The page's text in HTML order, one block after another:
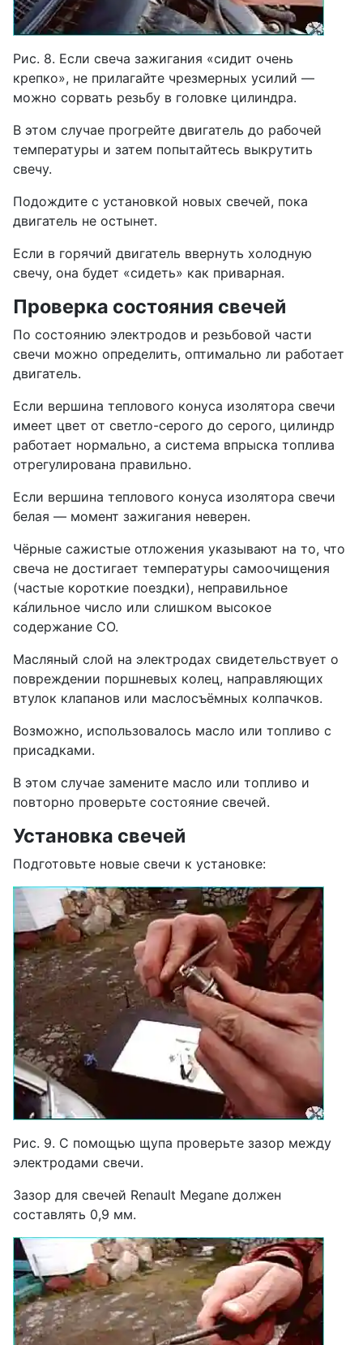
Рис. 8. Если свеча зажигания «сидит очень
крепко», не прилагайте чрезмерных усилий —
можно сорвать резьбу в головке цилиндра.
В этом случае прогрейте двигатель до рабочей
температуры и затем попытайтесь выкрутить
свечу.
Подождите с установкой новых свечей, пока
двигатель не остынет.
Если в горячий двигатель ввернуть холодную
свечу, она будет «сидеть» как приварная.
Проверка состояния свечей
По состоянию электродов и резьбовой части
свечи можно определить, оптимально ли работает
двигатель.
Если вершина теплового конуса изолятора свечи
имеет цвет от светло-серого до серого, цилиндр
работает нормально, а система впрыска топлива
отрегулирована правильно.
Если вершина теплового конуса изолятора свечи
белая — момент зажигания неверен.
Чёрные сажистые отложения указывают на то, что
свеча не достигает температуры самоочищения
(частые короткие поездки), неправильное
ка́лильное число или слишком высокое
содержание CO.
Масляный слой на электродах свидетельствует о
повреждении поршневых колец, направляющих
втулок клапанов или маслосъёмных колпачков.
Возможно, использовалось масло или топливо с
присадками.
В этом случае замените масло или топливо и
повторно проверьте состояние свечей.
Установка свечей
Подготовьте новые свечи к установке:
Рис. 9. С помощью щупа проверьте зазор между
электродами свечи.
Зазор для свечей Renault Megane должен
составлять 0,9 мм.